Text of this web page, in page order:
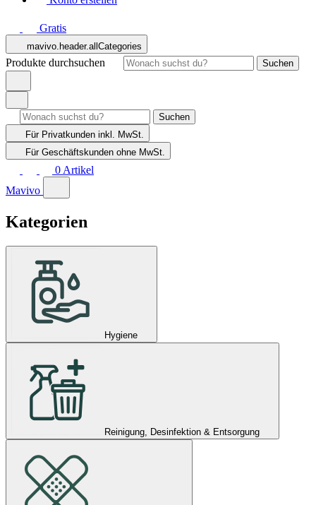
Gratis
mavivo.header.allCategories
Produkte durchsuchen Suchen
Suchen
Für Privatkunden inkl. MwSt.
Für Geschäftskunden ohne MwSt.
0 Artikel
Mavivo
Kategorien
Hygiene
Reinigung, Desinfektion & Entsorgung